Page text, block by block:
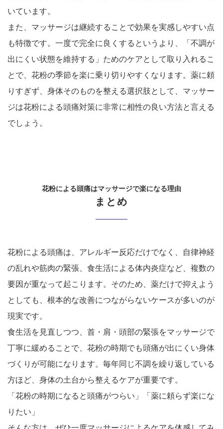
いています。
また、マッサージは継続することで効果を実感しやすい点
も特徴です。一度で完全に良くするというより、「不調が
出にくい状態を維持する」ためのケアとして取り入れるこ
とで、花粉の季節を楽に乗り切りやすくなります。薬に頼
りすぎず、身体そのものを整える選択肢として、マッサー
ジは花粉による頭痛対策に非常に相性の良い方法と言える
でしょう。
花粉による頭痛はマッサージで楽になる理由
まとめ
花粉による頭痛は、アレルギー反応だけでなく、自律神経
の乱れや筋肉の緊張、食生活による体内炎症など、複数の
要因が重なって起こります。そのため、薬だけで抑えよう
としても、根本的な改善につながらないケースが多いのが
現実です。
食生活を見直しつつ、首・肩・頭部の緊張をマッサージで
丁寧に緩めることで、花粉の時期でも頭痛が出にくい身体
づくりが可能になります。毎年同じ不調を繰り返している
方ほど、身体の土台から整えるケアが重要です。
「花粉の時期になると頭痛がつらい」「薬に頼らず楽にな
りたい」